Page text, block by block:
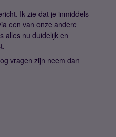
Ik zie dat je inmiddels
een van onze andere
alles nu duidelijk en
vragen zijn neem dan